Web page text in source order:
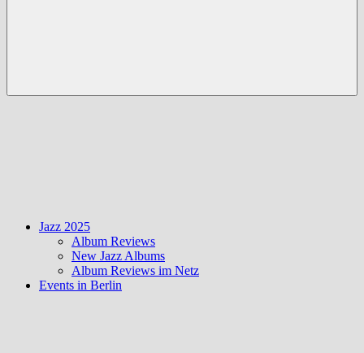
Jazz 2025
Album Reviews
New Jazz Albums
Album Reviews im Netz
Events in Berlin